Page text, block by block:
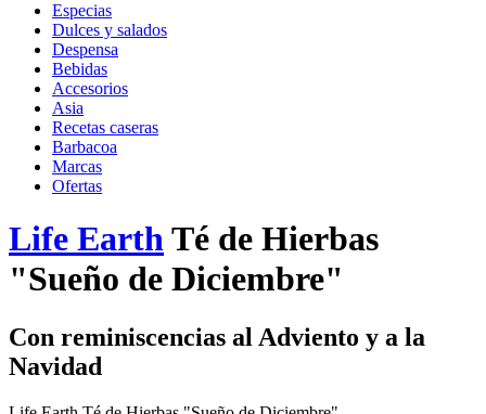
Especias
Dulces y salados
Despensa
Bebidas
Accesorios
Asia
Recetas caseras
Barbacoa
Marcas
Ofertas
Life EarthTé de Hierbas
"Sueño de Diciembre"
Con reminiscencias al Adviento y a la
Navidad